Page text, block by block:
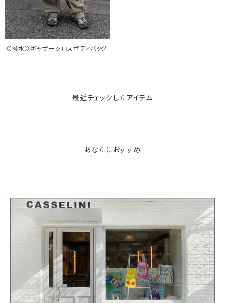
≪撥水≫ギャザークロスボディバッグ
最近チェックしたアイテム
あなたにおすすめ